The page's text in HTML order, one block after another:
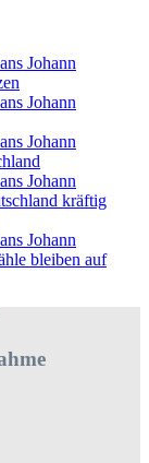
Johann
Johann
Johann
Johann
kräftig
Johann
bleiben auf